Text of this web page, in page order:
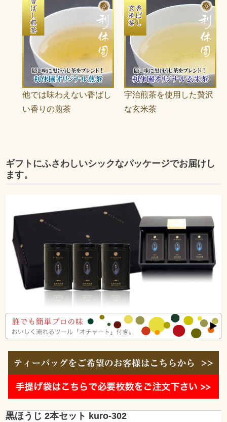
他では味わえない香ばし
い香りの煎茶
宇治煎茶を使用した贅沢
な玄米茶
ギフトにふさわしいシックなパッケージでお届けし
ます。
黒ほうじ 2本セット kuro-302